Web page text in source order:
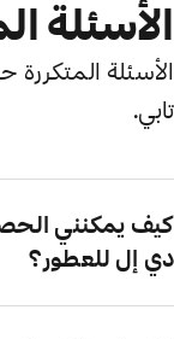
الأسئلة
الأسئلة
تابي.
كيف يمكنني
دي إل للعطور؟